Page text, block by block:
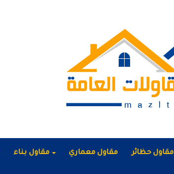
مقاول بناء مقاول معماري مقاول حظائر